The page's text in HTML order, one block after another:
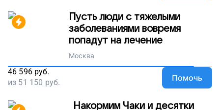
Пусть люди с тяжелыми
заболеваниями вовремя
попадут на лечение
Москва
46 596 руб.
из 51 150 руб. Помочь
Накормим Чаки и десятки